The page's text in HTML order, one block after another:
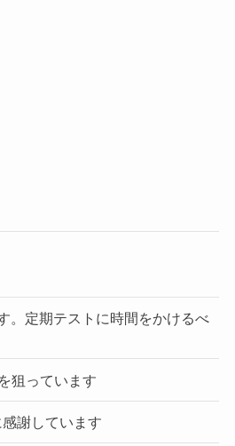
。定期テストに時間をかけるべ
狙っています
謝しています